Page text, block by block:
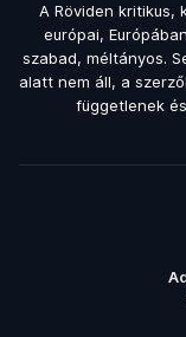
A Röviden kritikus,
európai,
szabad, méltányos.
alatt nem áll, a
függetlenek